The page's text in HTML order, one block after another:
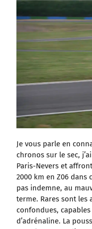
Je vous parle en
chronos sur le sec,
Paris-Nevers et
2000 km en Z06 dans
pas indemne, au
terme. Rares sont les
confondues,
d’adrénaline. La